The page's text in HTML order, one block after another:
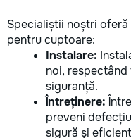
Specialiștii noștri
pentru cuptoare:
Instalare:
noi,
siguranță.
Întreținere:
preveni
sigură și